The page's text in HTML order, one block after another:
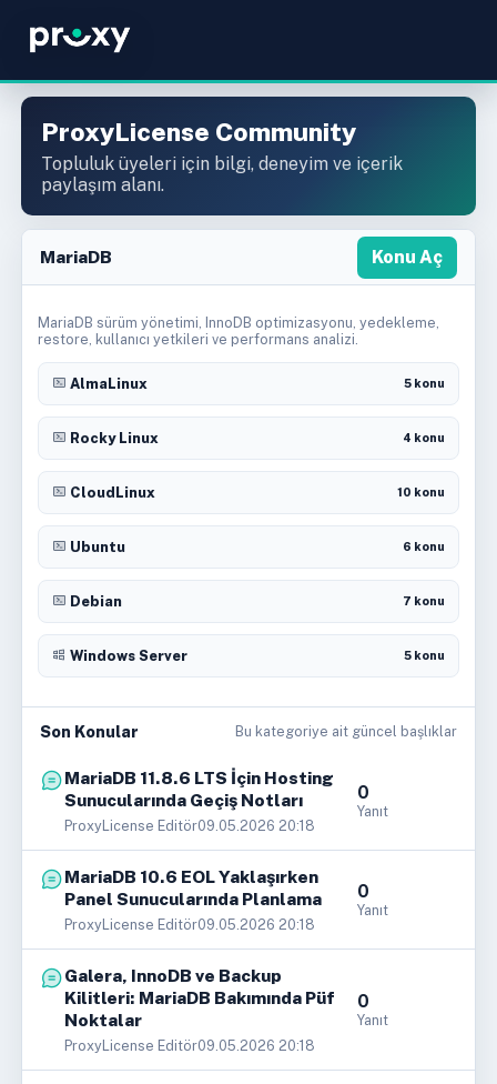
ProxyLicense Community
Topluluk üyeleri için bilgi, deneyim ve içerik
paylaşım alanı.
MariaDB Konu Aç
MariaDB sürüm yönetimi, InnoDB optimizasyonu, yedekleme,
restore, kullanıcı yetkileri ve performans analizi.
AlmaLinux 5 konu
Rocky Linux 4 konu
CloudLinux 10 konu
Ubuntu 6 konu
Debian 7 konu
Windows Server 5 konu
Son Konular Bu kategoriye ait güncel başlıklar
MariaDB 11.8.6 LTS İçin Hosting
Sunucularında Geçiş Notları
ProxyLicense Editör09.05.2026 20:18
0
Yanıt
MariaDB 10.6 EOL Yaklaşırken
Panel Sunucularında Planlama
ProxyLicense Editör09.05.2026 20:18
0
Yanıt
Galera, InnoDB ve Backup
Kilitleri: MariaDB Bakımında Püf
Noktalar
ProxyLicense Editör09.05.2026 20:18
0
Yanıt